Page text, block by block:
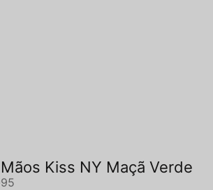
Kiss NY Maçã Verde